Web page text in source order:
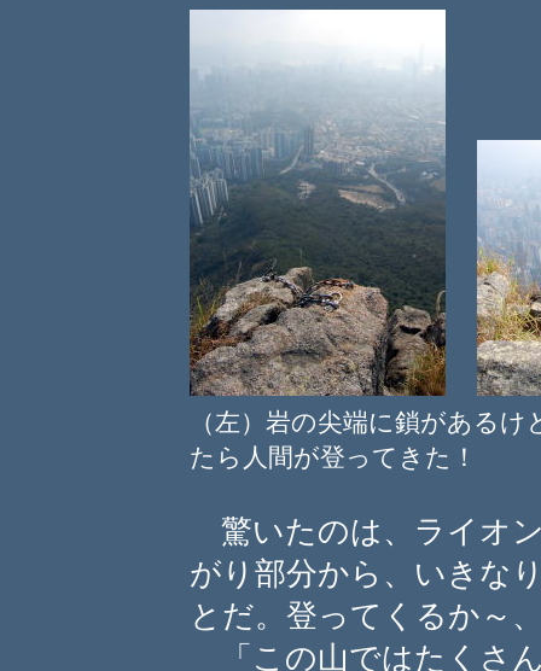
（左）岩の尖端に鎖があ
たら人間が登ってきた！
驚いたのは、ライオ
がり部分から、いきな
とだ。登ってくるか～
「この山ではたくさ